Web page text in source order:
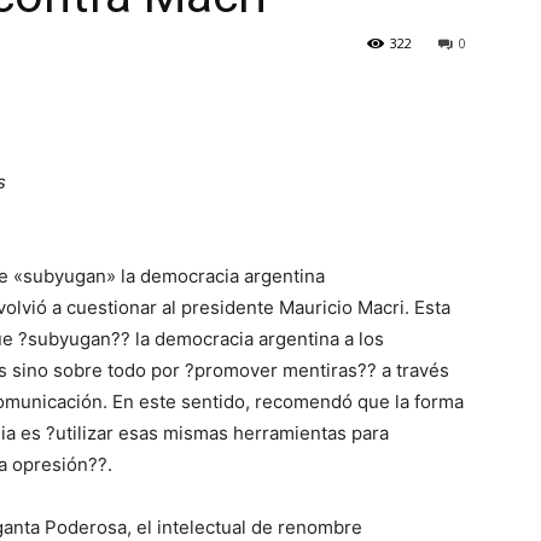
0
322
la democracia argentina
a cuestionar al presidente Mauricio Macri. Esta
?subyugan?? la democracia argentina a los
sobre todo por ?promover mentiras?? a través
En este sentido, recomendó que la forma
es ?utilizar esas mismas herramientas para
opresión??.
Poderosa, el intelectual de renombre